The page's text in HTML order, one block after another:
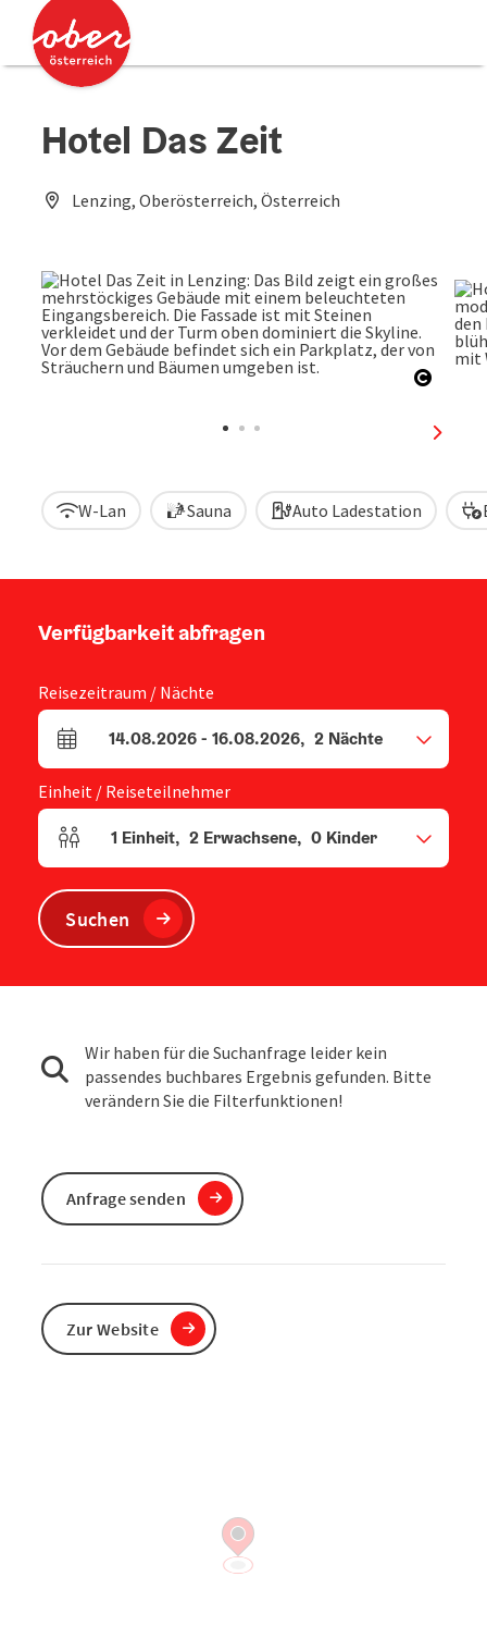
Zum Inhalt
Zum Seitenanfang
Hotel Das Zeit
Lenzing, Oberösterreich, Österreich
W-Lan Sauna Auto Ladestation
Verfügbarkeit abfragen
Reisezeitraum / Nächte
An- und Abreisefelder
14.08.2026- 16.08.2026, 2 Nächte
Einheit / Reiseteilnehmer
Einheitenanzahl und Personenfelder
1 Einheit, 2 Erwachsene, 0 Kinder
Suchen
Wir haben für die Suchanfrage leider kein
passendes buchbares Ergebnis gefunden. Bitte
verändern Sie die Filterfunktionen!
Anfrage senden
Zur Website